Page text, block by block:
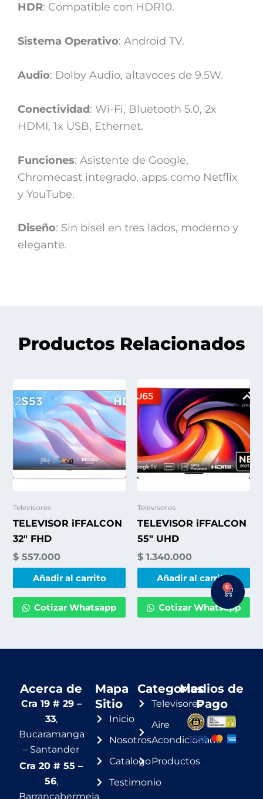
0
Cart
HDR: Compatible con HDR10.
Sistema Operativo: Android TV.
Audio: Dolby Audio, altavoces de 9.5W.
Conectividad: Wi-Fi, Bluetooth 5.0, 2x
HDMI, 1x USB, Ethernet.
Funciones: Asistente de Google,
Chromecast integrado, apps como Netflix
y YouTube.
Diseño: Sin bisel en tres lados, moderno y
elegante.
Productos Relacionados
Televisores
TELEVISOR iFFALCON
32″ FHD
$ 557.000
Añadir al carrito
Cotizar Whatsapp
Televisores
TELEVISOR iFFALCON
55″ UHD
$ 1.340.000
Añadir al carrito
Cotizar Whatsapp
Acerca de
Cra 19 # 29 –
33,
Bucaramanga
– Santander
Cra 20 # 55 –
56,
Barrancabermeja
Mapa
Sitio
Inicio
Nosotros
Catalogo
Testimonio
Categorias
Televisores
Aire
Acondicionado
Productos
Medios de
Pago